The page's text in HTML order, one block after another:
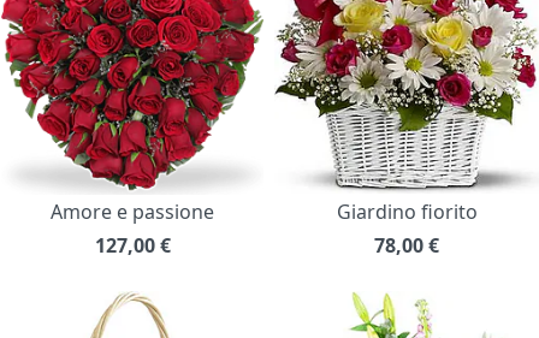
Amore e passione
127,00 €
Giardino fiorito
78,00€